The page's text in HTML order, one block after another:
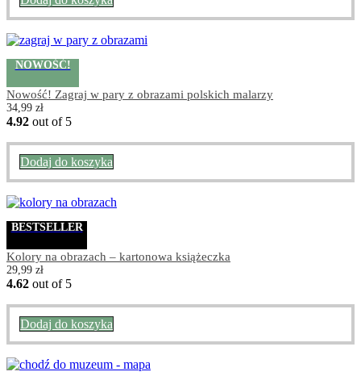
NOWOŚĆ!
Nowość! Zagraj w pary z obrazami polskich malarzy
34,99 zł
4.92 out of 5
Dodaj do koszyka
BESTSELLER
Kolory na obrazach – kartonowa książeczka
29,99 zł
4.62 out of 5
Dodaj do koszyka